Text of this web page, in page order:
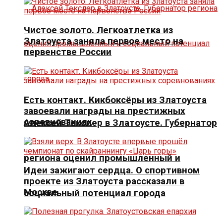
Алексей Текслер в Златоусте. Губернатор
региона оценил промышленный и
социальный потенциал города
Чистое золото. Легкоатлетка из
Златоуста заняла первое место на
первенстве России
Есть контакт. Кикбоксёры из Златоуста
завоевали награды на престижных
соревнованиях
Идеи зажигают сердца. О спортивном
проекте из Златоуста рассказали в
Москве